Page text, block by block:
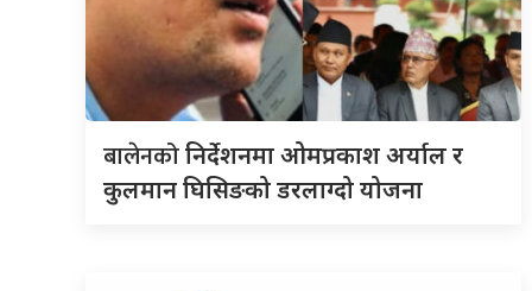
बालेनकोनिर्देशनमा ओमप्रकाश अर्याल र
कुलमान घिसिङको डरलाग्दो योजना